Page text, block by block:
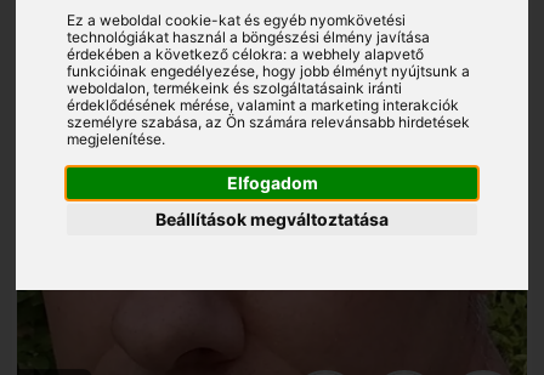
Ez a weboldal cookie-kat és egyéb nyomkövetési
technológiákat használ a böngészési élmény javítása
érdekében a következő célokra:a webhely alapvető
funkcióinak engedélyezése, hogy jobb élményt nyújtsunk a
weboldalon,termékeink és szolgáltatásaink iránti
érdeklődésének mérése, valamint a marketing interakciók
személyre szabása,az Ön számára relevánsabb hirdetések
megjelenítése.
Elfogadom
Beállítások megváltoztatása